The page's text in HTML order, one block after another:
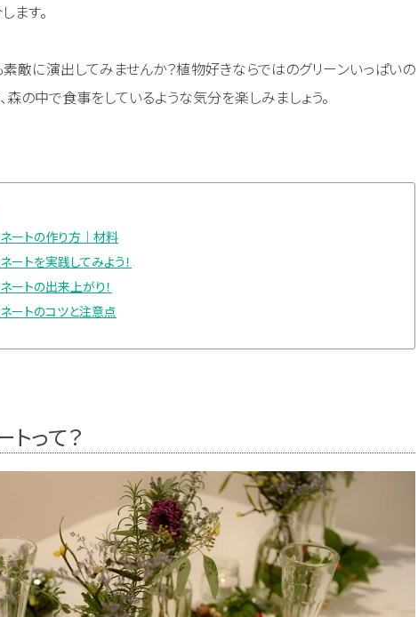
ます。
敵に演出してみませんか？植物好きならではのグリーンいっぱいの
森の中で食事をしているような気分を楽しみましょう。
ートの作り方｜材料
ートを実践してみよう！
ートの出来上がり！
ートのコツと注意点
って？